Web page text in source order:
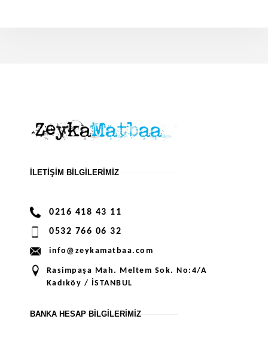
İLETIŞIM BILGILERIMIZ
0216 418 43 11
0532 766 06 32
info@zeykamatbaa.com
Rasimpaşa Mah. Meltem Sok. No:4/A
Kadıköy / İSTANBUL
BANKA HESAP BILGILERIMIZ